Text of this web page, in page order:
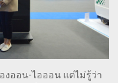
งออน-ไอออน แต่ไม่รู้ว่า